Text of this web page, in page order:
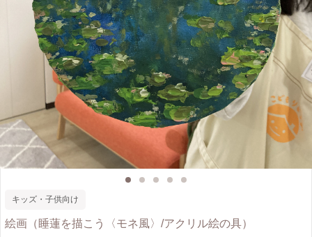
キッズ・子供向け
絵画（睡蓮を描こう〈モネ風〉/アクリル絵の具）